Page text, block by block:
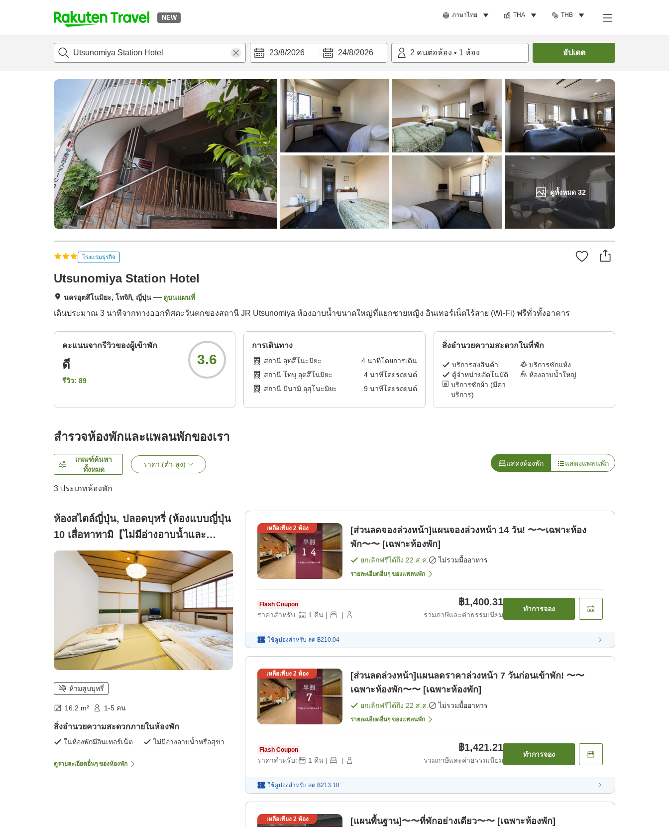
NEW ภาษาไทย THA THB
t
p
a
a
r
c
h
23/8/2026 24/8/2026 2 คนต่อห้อง • 1 ห้อง อัปเดต
ดูทั้งหมด 32
แนะนำที่พักห้องพักและแพลนพักรีวิวสิ่่งอำนวยความสะดวก ค้นหาห้องพัก
โรงแรมธุรกิจ
Utsunomiya Station Hotel
นครอุตสึโนมิยะ, โทจิกิ, ญี่ปุ่น ดูบนแผนที่
เดินประมาณ 3 นาทีจากทางออกทิศตะวันตกของสถานี JR Utsunomiya ห้องอาบน้ำขนาดใหญ่ที่แยกชายหญิง อินเทอร์เน็ตไร้สาย (Wi-Fi) ฟรีทั่วทั้งอาคาร
คะแนนจากรีวิวของผู้เข้าพัก
ดี
รีวิว: 89
3.6
การเดินทาง
สถานี อุทสึโนะมิยะ 4นาทีโดยการเดิน
สถานี โทบุ อุตสึโนมิยะ
4นาทีโดยรถยนต์
สถานี มินามิ อุสุโนะมิยะ
9 นาทีโดยรถยนต์
สิ่งอำนวยความสะดวกในที่พัก
บริการส่งสินค้า
บริการซักแห้ง
ตู้จำหน่ายอัตโนมัติ
ห้องอาบน้ำใหญ่
บริการซักผ้า (มีค่า
บริการ)
สำรวจห้องพักและแพลนพักของเรา
เกณฑ์ค้นหา
ทั้งหมด
ราคา (ต่ำ-สูง) แสดงห้องพัก แสดงแพลนพัก
3 ประเภทห้องพัก
ห้องสไตล์ญี่ปุ่น, ปลอดบุหรี่ (ห้องแบบญี่ปุ่น
10 เสื่อทาทามิ【ไม่มีอ่างอาบน้ำและ
ห้องน้ำ】)
ห้ามสูบบุหรี่
16.2 m² 1-5 คน
สิ่งอำนวยความสะดวกภายในห้องพัก
ในห้องพักมีอินเทอร์เน็ต ไม่มีอ่างอาบน้ำหรือสุขา
ดูรายละเอียดอื่นๆ ของห้องพัก
เหลือเพียง 2ห้อง
[ส่วนลดจองล่วงหน้า]แผนจองล่วงหน้า 14 วัน! 〜〜เฉพาะห้อง
พัก〜〜 [เฉพาะห้องพัก]
ยกเลิกฟรีได้ถึง 22 ส.ค. ไม่รวมมื้ออาหาร
รายละเอียดอื่นๆ ของแพลนพัก
Flash Coupon
ราคาสำหรับ: 1 คืน | |
฿1,400.31
รวมภาษีและค่าธรรมเนียม
ทำการจอง
ใช้คูปองสำหรับ ลด ฿210.04
เหลือเพียง 2ห้อง
[ส่วนลดล่วงหน้า]แผนลดราคาล่วงหน้า 7 วันก่อนเข้าพัก! 〜〜
เฉพาะห้องพัก〜〜 [เฉพาะห้องพัก]
ยกเลิกฟรีได้ถึง 22 ส.ค. ไม่รวมมื้ออาหาร
รายละเอียดอื่นๆ ของแพลนพัก
Flash Coupon
ราคาสำหรับ: 1 คืน | |
฿1,421.21
รวมภาษีและค่าธรรมเนียม
ทำการจอง
ใช้คูปองสำหรับ ลด ฿213.18
เหลือเพียง 2ห้อง [แผนพื้นฐาน]〜〜ที่พักอย่างเดียว〜〜 [เฉพาะห้องพัก]